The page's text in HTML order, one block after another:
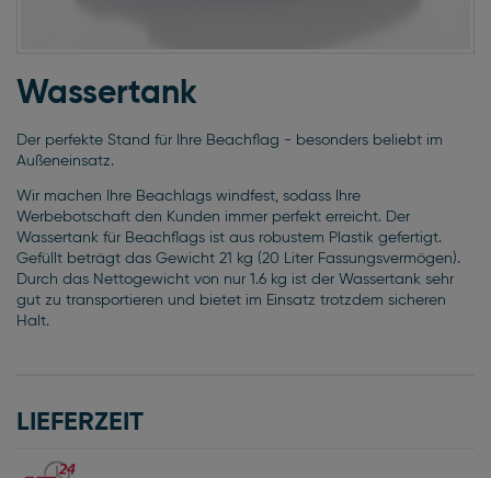
Anfang
der
springen
Wassertank
Der perfekte Stand für Ihre Beachflag - besonders beliebt im
Außeneinsatz.
Wir machen Ihre Beachlags windfest, sodass Ihre
Werbebotschaft den Kunden immer perfekt erreicht. Der
Wassertank für Beachflags ist aus robustem Plastik gefertigt.
Gefüllt beträgt das Gewicht 21 kg (20 Liter Fassungsvermögen).
Durch das Nettogewicht von nur 1.6 kg ist der Wassertank sehr
gut zu transportieren und bietet im Einsatz trotzdem sicheren
Halt.
LIEFERZEIT